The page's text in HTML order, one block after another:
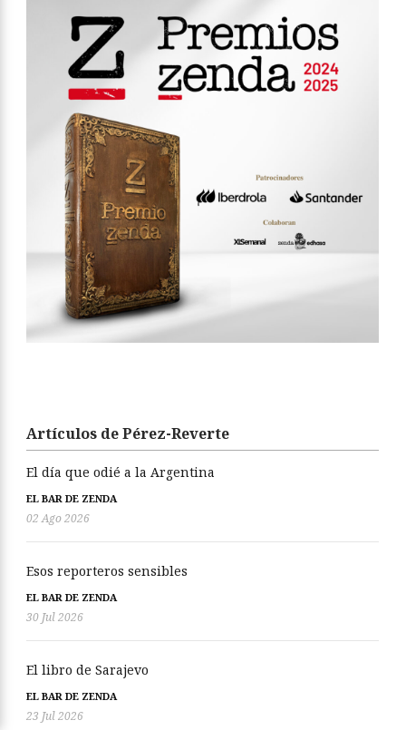
Artículos de Pérez-Reverte
El día que odié a la Argentina
EL BAR DE ZENDA
02 Ago 2026
Esos reporteros sensibles
EL BAR DE ZENDA
30 Jul 2026
El libro de Sarajevo
EL BAR DE ZENDA
23 Jul 2026